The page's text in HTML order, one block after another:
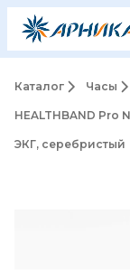
Каталог Часы
HEALTHBAND
ЭКГ, серебристый